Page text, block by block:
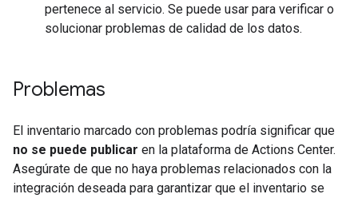
pertenece al servicio. Se puede usar para verificar o
solucionar problemas de calidad de los datos.
Problemas
El inventario marcado con problemas podría significar que
no se puede publicar en la plataforma de Actions Center.
Asegúrate de que no haya problemas relacionados con la
integración deseada para garantizar que el inventario se